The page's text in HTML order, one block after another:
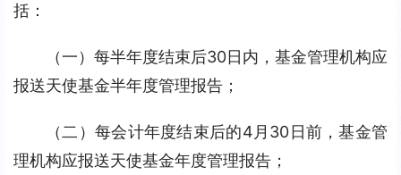
括：
（一）每半年度结束后30日内，基金管理机构应
报送天使基金半年度管理报告；
（二）每会计年度结束后的4月30日前，基金管
理机构应报送天使基金年度管理报告；